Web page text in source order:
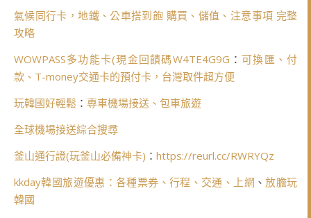
氣候同行卡，地鐵、公車搭到飽 購買、儲值、注意事項 完整
攻略
WOWPASS多功能卡(現金回饋碼W4TE4G9G ：可換匯、付
款、T-money交通卡的預付卡，台灣取件超方便
玩韓國好輕鬆 ： 專車機場接送、包車旅遊
全球機場接送綜合搜尋
釜山通行證(玩釜山必備神卡) ： https://reurl.cc/RWRYQz
kkday韓國旅遊優惠：各種票券、行程、交通、上網 、放膽玩
韓國